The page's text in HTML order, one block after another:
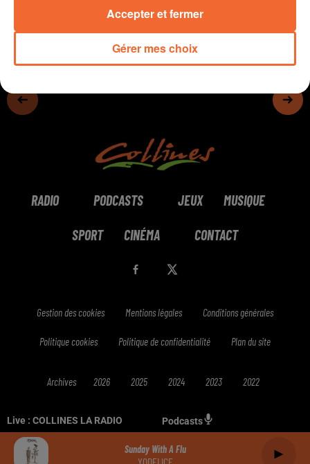
Live : COLLINES LA RADIO Podcasts
Sunday With A Flu
YODELICE
RADIO PODCASTS JEUX MUSIQUE
SPORT CINÉMA CONTACT
Gestion des cookies Mentions légales Conditions générales
Politique cookies Politique de confidentialité Plan du site
Archives 2026 2025 2024 2023 2022
Gérer mes choix
Accepter et fermer